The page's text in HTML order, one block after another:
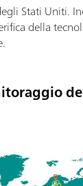
Stati Uniti.
della